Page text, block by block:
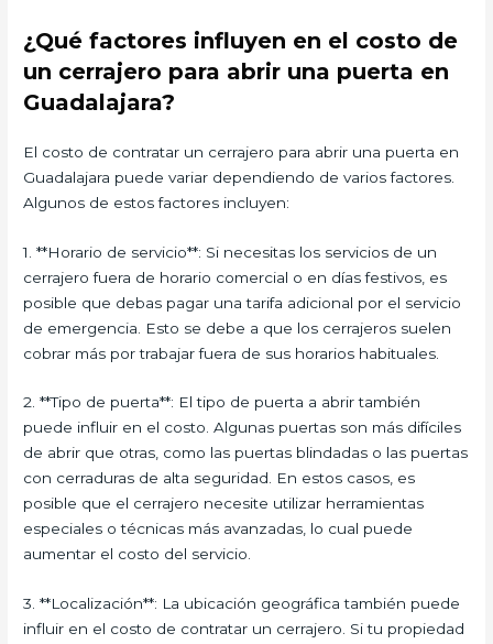
¿Qué factores influyen en el costo de
un cerrajero para abrir una puerta en
Guadalajara?
El costo de contratar un cerrajero para abrir una puerta en
Guadalajara puede variar dependiendo de varios factores.
Algunos de estos factores incluyen:
1. **Horario de servicio**: Si necesitas los servicios de un
cerrajero fuera de horario comercial o en días festivos, es
posible que debas pagar una tarifa adicional por el servicio
de emergencia. Esto se debe a que los cerrajeros suelen
cobrar más por trabajar fuera de sus horarios habituales.
2. **Tipo de puerta**: El tipo de puerta a abrir también
puede influir en el costo. Algunas puertas son más difíciles
de abrir que otras, como las puertas blindadas o las puertas
con cerraduras de alta seguridad. En estos casos, es
posible que el cerrajero necesite utilizar herramientas
especiales o técnicas más avanzadas, lo cual puede
aumentar el costo del servicio.
3. **Localización**: La ubicación geográfica también puede
influir en el costo de contratar un cerrajero. Si tu propiedad